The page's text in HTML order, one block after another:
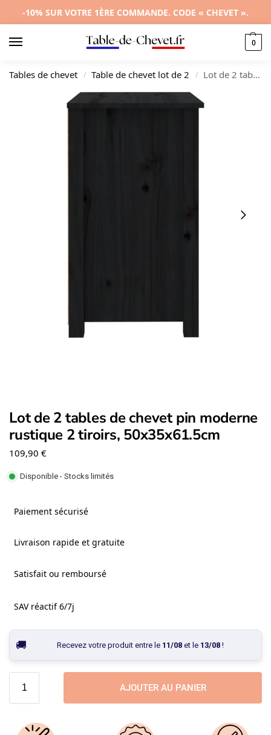
-10% SUR VOTRE 1ÈRE COMMANDE. CODE « CHEVET ».
0
Tables de chevet / Table de chevet lot de 2 / Lot de 2 tables de chevet pin moderne rustique 2 tiroirs, 50x35x61.5cm
Lot de 2 tables de chevet pin moderne
rustique 2 tiroirs, 50x35x61.5cm
109,90 €
Disponible - Stocks limités
Paiement sécurisé
Livraison rapide et gratuite
Satisfait ou remboursé
SAV réactif 6/7j
Recevez votre produit entre le 11/08et le 13/08!
AJOUTER AU PANIER